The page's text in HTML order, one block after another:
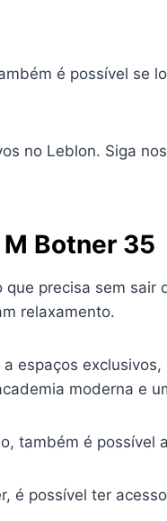
é possível se
no Leblon. Siga
Botner 35
precisa sem
relaxamento.
espaços
moderna e
também é
é possível ter